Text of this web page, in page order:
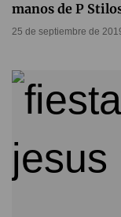
manos de P
25 de septiembre de